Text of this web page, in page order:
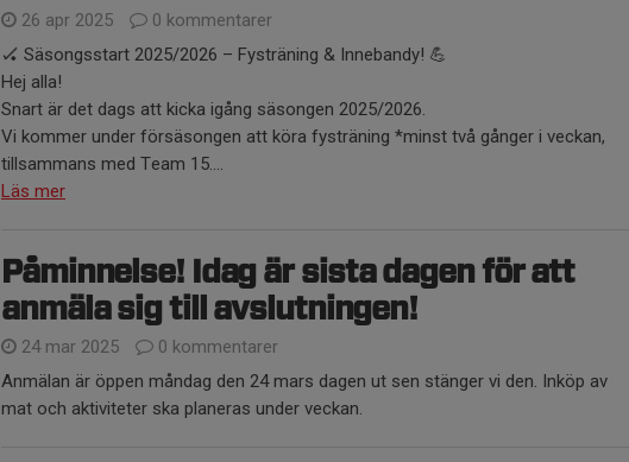
26 apr 2025
0 kommentarer
🏑 Säsongsstart 2025/2026 – Fysträning & Innebandy! 💪
Hej alla!
Snart är det dags att kicka igång säsongen 2025/2026.
Vi kommer under försäsongen att köra fysträning *minst två gånger i veckan,
tillsammans med Team 15....
Läs mer
Påminnelse! Idag är sista dagen för att
anmäla sig till avslutningen!
24 mar 2025
0 kommentarer
Anmälan är öppen måndag den 24 mars dagen ut sen stänger vi den. Inköp av
mat och aktiviteter ska planeras under veckan.